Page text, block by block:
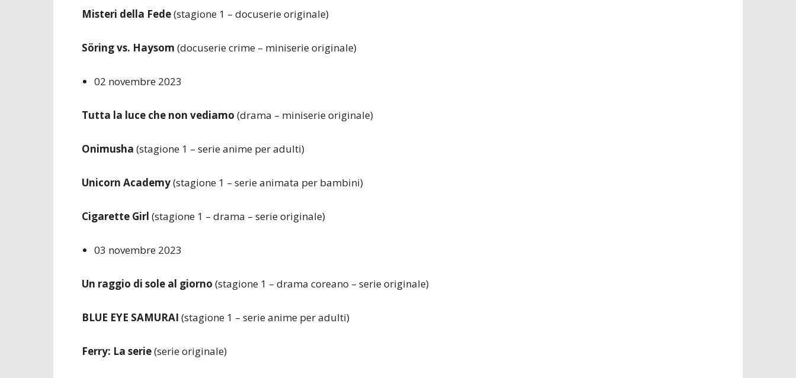
Misteri della Fede(stagione 1 – docuserie originale)
Söring vs. Haysom (docuserie crime – miniserie originale)
02 novembre 2023
Tutta la luce che non vediamo (drama – miniserie originale)
Onimusha (stagione 1 – serie anime per adulti)
Unicorn Academy(stagione 1 – serie animata per bambini)
Cigarette Girl (stagione 1 – drama – serie originale)
03 novembre 2023
Un raggio di sole al giorno (stagione 1 – drama coreano – serie originale)
BLUE EYE SAMURAI (stagione 1 – serie anime per adulti)
Ferry: La serie(serie originale)